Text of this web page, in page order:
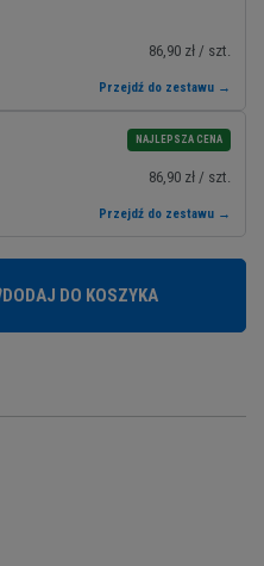
86,90 zł / szt.
Przejdź do zestawu →
NAJLEPSZA CENA
86,90 zł / szt.
Przejdź do zestawu →
DODAJ DO KOSZYKA